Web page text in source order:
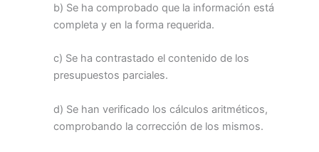
b) Se ha comprobado que la información está
completa y en la forma requerida.
c) Se ha contrastado el contenido de los
presupuestos parciales.
d) Se han verificado los cálculos aritméticos,
comprobando la corrección de los mismos.